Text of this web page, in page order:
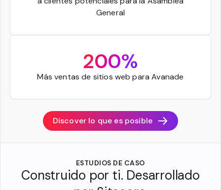
General
200%
Más ventas de sitios web para Avanade
Discover lo que es posible
ESTUDIOS DE CASO
Construido por ti. Desarrollado